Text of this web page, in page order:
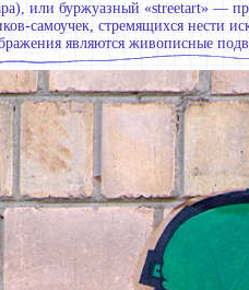
или буржуазный «streetart» —
самоучек, стремящихся нести
являются живописные